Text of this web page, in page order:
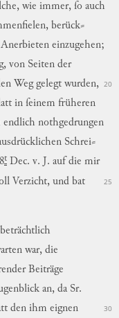
, wie immer, ſo auch
, berück⸗
Anerbieten einzugehen;
, von Seiten der
Weg gelegt wurden, 20
in ſeinem früheren
endlich nothgedrungen
Schrei⸗
8t Dec. v. J. auf die mir
Verzicht, und bat 25
beträchtlich
war, die
Beiträge
an, da Sr.
den ihm eignen 30